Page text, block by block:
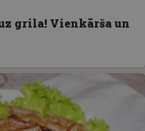
grila! Vienkārša un